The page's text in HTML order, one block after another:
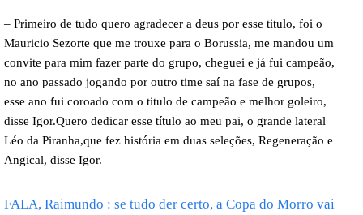
– Primeiro de tudo quero agradecer a deus por esse titulo, foi o
Mauricio Sezorte que me trouxe para o Borussia, me mandou um
convite para mim fazer parte do grupo, cheguei e já fui campeão,
no ano passado jogando por outro time saí na fase de grupos,
esse ano fui coroado com o titulo de campeão e melhor goleiro,
disse Igor.Quero dedicar esse título ao meu pai, o grande lateral
Léo da Piranha,que fez história em duas seleções, Regeneração e
Angical, disse Igor.
FALA, Raimundo : se tudo der certo, a Copa do Morro vai